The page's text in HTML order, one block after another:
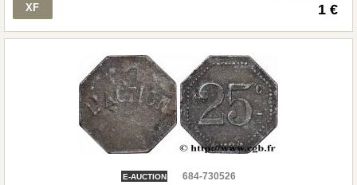
XF 1 €
E-AUCTION
684-730526